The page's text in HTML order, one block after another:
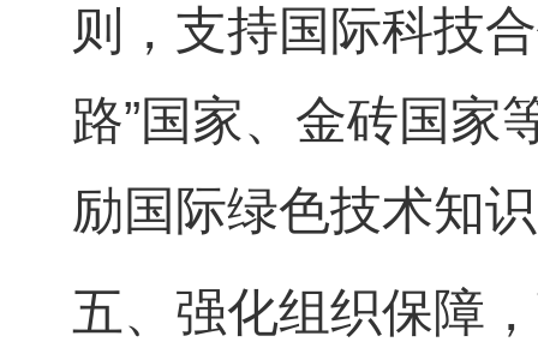
则，支持国际科技
路”国家、金砖国家
励国际绿色技术知
五、强化组织保障